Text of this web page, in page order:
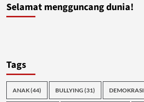
Selamat mengguncang dunia!
Tags
ANAK(44) BULLYING (31) DEMOKRASI